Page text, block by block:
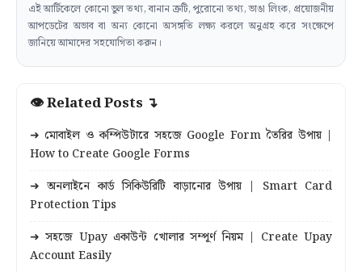
এই আর্টিকেলে কোনো ভুল তথ্য, বানান ত্রুটি, পুরোনো তথ্য, ভাঙা লিংক, প্রয়োজনীয়
আপডেটের অভাব বা অন্য কোনো অসঙ্গতি লক্ষ্য করলে অনুগ্রহ করে সংক্ষেপে
জানিয়ে আমাদের সহযোগিতা করুন।
👁 Related Posts ↴
➜ মোবাইল ও কম্পিউটারে সহজে Google Form তৈরির উপায় |
How to Create Google Forms
➜ অনলাইনে কার্ড সিকিউরিটি বাড়ানোর উপায় | Smart Card
Protection Tips
➜ সহজে Upay একাউন্ট খোলার সম্পূর্ণ নিয়ম | Create Upay
Account Easily